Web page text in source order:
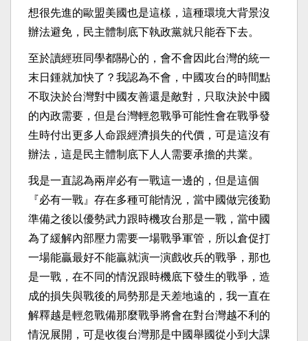
想很先進的歐盟美國也是這樣，這種環境大背景沒
辦法避免，民主體制底下執政黨就只能吞下去。
至於讀經班同學都關心的，會不會因此台灣的統一
末日鍾就加快了？我認為不會，中國攻台的時間點
不取決於台灣對中國友善還是敵對，只取決於中國
的內政需要，但是台灣輕忽戰爭可能性會在戰爭發
生時付出更多人命跟經濟損失的代價，可是這沒有
辦法，這是民主體制底下人人需要承擔的共業。
我是一直認為兩岸必有一戰這一邊的，但是這個
『必有一戰』存在多種可能情況，當中國做完後勤
準備之後以優勢武力跟時機攻台那是一戰，當中國
為了緩解內部壓力需要一場戰爭軍管，所以倉促打
一場能贏最好不能贏就演一演戲收兵的戰爭，那也
是一戰，在不同的情況跟時機底下發生的戰爭，造
成的損失與戰後的局勢那是天差地遠的，我一直在
解釋越是輕忽戰備那麼戰爭將會在對台灣越不利的
情況展開，可是收復台灣那是中國舉國從小到大課